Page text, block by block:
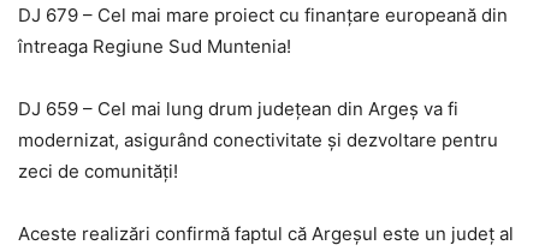
DJ 679 – Cel mai mare proiect cu finanțare europeană din
întreaga Regiune Sud Muntenia!
DJ 659 – Cel mai lung drum județean din Argeș va fi
modernizat, asigurând conectivitate și dezvoltare pentru
zeci de comunități!
Aceste realizări confirmă faptul că Argeșul este un județ al